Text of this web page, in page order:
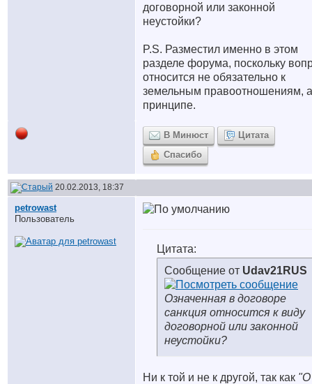
договорной или законной
неустойки?
P.S. Разместил именно в этом
разделе форума, поскольку
относится не обязательно к
земельным правоотношениям,
принципе.
В Минюст
Цитата
Спасибо
20.02.2013, 18:37
petrowast
Пользователь
Цитата:
Сообщение от Udav21RUS
Означенная в договоре
санкция относится к виду
договорной или законной
неустойки?
Ни к той и не к другой, так как "О